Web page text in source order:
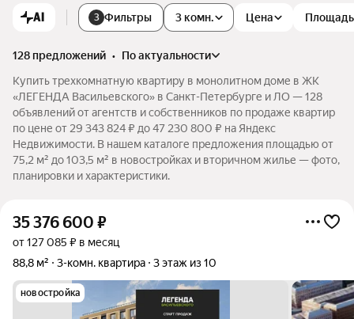
AI 3 Фильтры 3 комн. Цена Площадь
128 предложений •
по актуальности
Купить трехкомнатную квартиру в монолитном доме в ЖК
«ЛЕГЕНДА Васильевского» в Санкт-Петербурге и ЛО — 128
объявлений от агентств и собственников по продаже квартир
по цене от 29 343 824 ₽ до 47 230 800 ₽ на Яндекс
Недвижимости. В нашем каталоге предложения площадью от
75,2 м² до 103,5 м² в новостройках и вторичном жилье — фото,
планировки и характеристики.
35 376 600 ₽
от 127 085 ₽ в месяц
88,8 м²
3-комн. квартира 3 этаж из 10
новостройка